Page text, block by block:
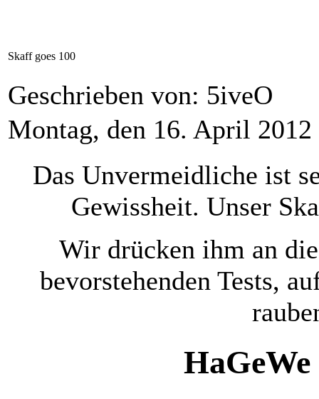
Skaff goes 100
Geschrieben von: 5iveO
Montag, den 16. April
Das Unvermeidliche ist
Gewissheit. Unser
Wir drücken ihm an
bevorstehenden Tests,